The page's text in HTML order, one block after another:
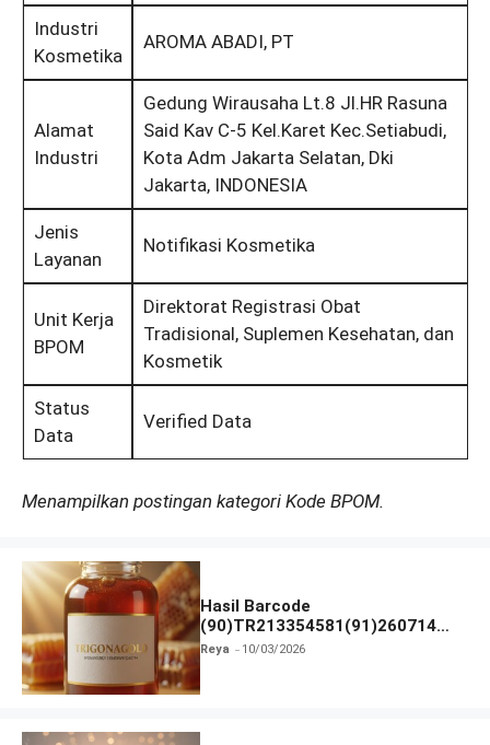
Industri
Kosmetika
AROMA ABADI, PT
Alamat
Industri
Gedung Wirausaha Lt.8 Jl.HR Rasuna
Said Kav C-5 Kel.Karet Kec.Setiabudi,
Kota Adm Jakarta Selatan, Dki
Jakarta, INDONESIA
Jenis
Layanan
Notifikasi Kosmetika
Unit Kerja
BPOM
Direktorat Registrasi Obat
Tradisional, Suplemen Kesehatan, dan
Kosmetik
Status
Data
Verified Data
Menampilkan postingan kategori Kode BPOM.
Hasil Barcode
(90)TR213354581(91)260714
dan Izin BPOM
Reya 10/03/2026